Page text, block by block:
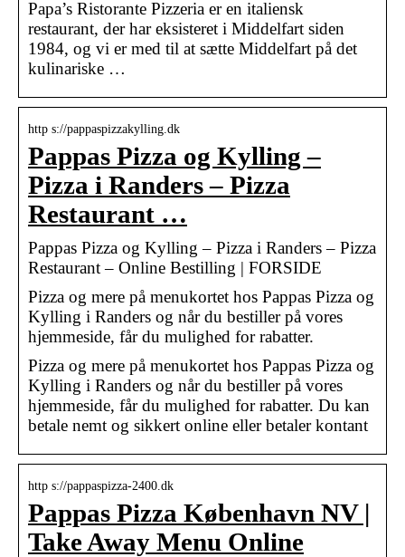
​Papa’s Ristorante Pizzeria er en italiensk
restaurant, der har eksisteret i Middelfart siden
1984, og vi er med til at sætte Middelfart på det
kulinariske …
http s://pappaspizzakylling.dk
Pappas Pizza og Kylling –
Pizza i Randers – Pizza
Restaurant …
Pappas Pizza og Kylling – Pizza i Randers – Pizza
Restaurant – Online Bestilling | FORSIDE
Pizza og mere på menukortet hos Pappas Pizza og
Kylling i Randers og når du bestiller på vores
hjemmeside, får du mulighed for rabatter.
Pizza og mere på menukortet hos Pappas Pizza og
Kylling i Randers og når du bestiller på vores
hjemmeside, får du mulighed for rabatter. Du kan
betale nemt og sikkert online eller betaler kontant
http s://pappaspizza-2400.dk
Pappas Pizza København NV |
Take Away Menu Online